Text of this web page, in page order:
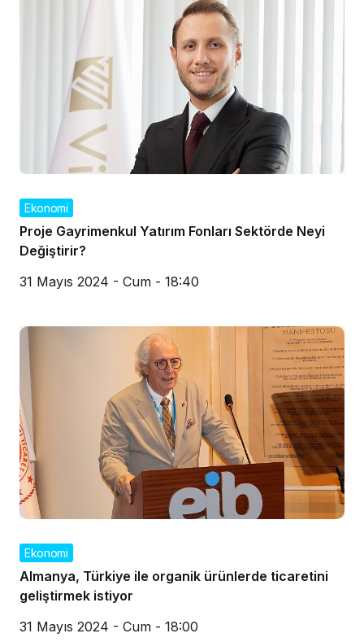
Ekonomi
Proje Gayrimenkul Yatırım Fonları Sektörde Neyi
Değiştirir?
31 Mayıs 2024 - Cum - 18:40
Ekonomi
Almanya, Türkiye ile organik ürünlerde ticaretini
geliştirmek istiyor
31 Mayıs 2024 - Cum - 18:00